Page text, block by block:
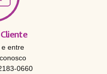
e entre
0660